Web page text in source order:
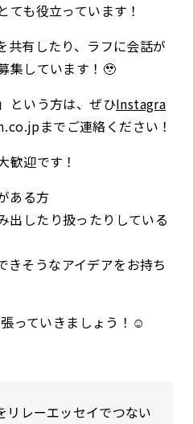
ても役立っています！
共有したり、ラフに会話が
集しています！🥹
という方は、ぜひInstagra
までご連絡ください！
歓迎です！
ある方
出したり扱ったりしている
そうなアイデアをお持ち
っていきましょう！☺︎
リレーエッセイでつない